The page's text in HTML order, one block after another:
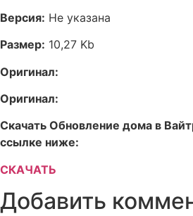
Версия: Не указана
Размер: 10,27 Kb
Оригинал:
Оригинал:
Скачать Обновление дома в
ссылке ниже:
СКАЧАТЬ
Добавить